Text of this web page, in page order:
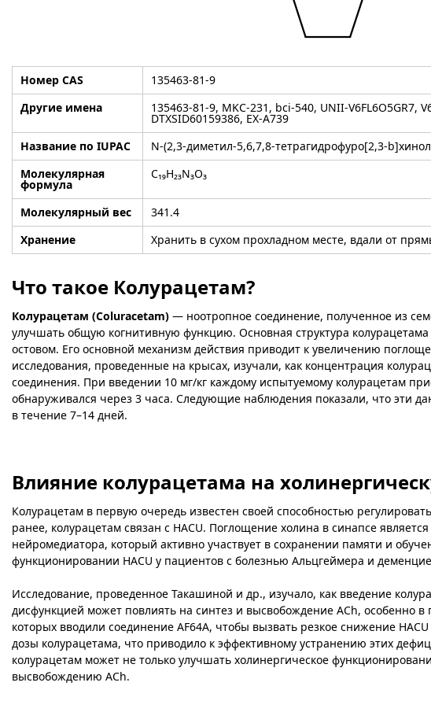
Номер CAS
135463-81-9
Другие имена
135463-81-9, MKC-231, bci-540, UNII-V6FL6O5GR7,
DTXSID60159386, EX-A739
Название по IUPAC
N-(2,3-диметил-5,6,7,8-тетрагидрофуро[2,3-
Молекулярная
формула
C₁₉H₂₃N₃O₃
Молекулярный вес
341.4
Хранение
Хранить в сухом прохладном месте, вдали от
Что такое Колурацетам?
Колурацетам (Coluracetam) — ноотропное соединение, полученное из
улучшать общую когнитивную функцию. Основная структура
остовом. Его основной механизм действия приводит к увеличению
исследования, проведенные на крысах, изучали, как концентрация
соединения. При введении 10 мг/кг каждому испытуемому колурацетам
обнаруживался через 3 часа. Следующие наблюдения показали, что эти
в течение 7–14 дней.
Влияние колурацетама на
Колурацетам в первую очередь известен своей способностью
ранее, колурацетам связан с HACU. Поглощение холина в синапсе
нейромедиатора, который активно участвует в сохранении памяти и
функционировании HACU у пациентов с болезнью Альцгеймера и
Исследование, проведенное Такашиной и др., изучало, как введение
дисфункцией может повлиять на синтез и высвобождение ACh, особенно
которых вводили соединение AF64A, чтобы вызвать резкое снижение
дозы колурацетама, что приводило к эффективному устранению этих
колурацетам может не только улучшать холинергическое
высвобождению ACh.